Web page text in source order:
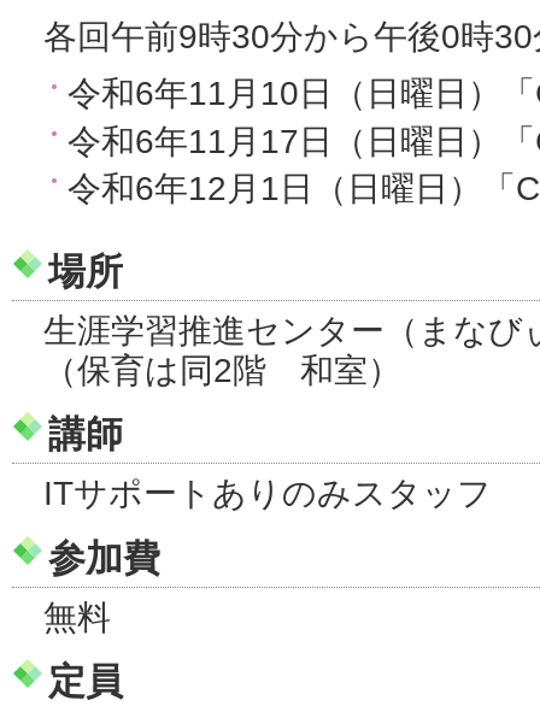
各回午前9時30分から午後0時
令和6年11月10日（日曜日）
令和6年11月17日（日曜日）
令和6年12月1日（日曜日）「
場所
生涯学習推進センター（まな
（保育は同2階 和室）
講師
ITサポートありのみスタッフ
参加費
無料
定員